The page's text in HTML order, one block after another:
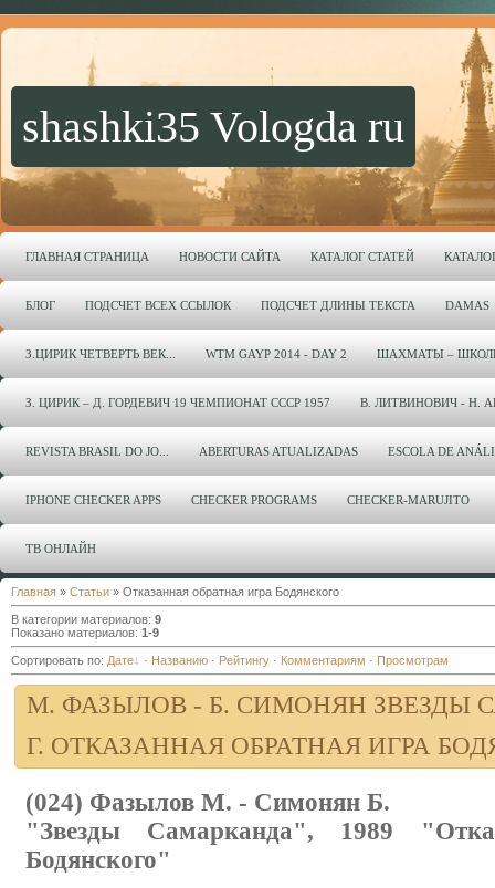
shashki35 Vologda ru
ГЛАВНАЯ СТРАНИЦА НОВОСТИ САЙТА КАТАЛОГ СТАТЕЙ
БЛОГ ПОДСЧЕТ ВСЕХ ССЫЛОК ПОДСЧЕТ ДЛИНЫ ТЕКСТА DAMAS
З.ЦИРИК ЧЕТВЕРТЬ ВЕК... WTM GAYP 2014 - DAY 2 ШАХМАТЫ –
З. ЦИРИК – Д. ГОРДЕВИЧ 19 ЧЕМПИОНАТ СССР 1957 В. ЛИТВИНОВИЧ - Н.
REVISTA BRASIL DO JO... ABERTURAS ATUALIZADAS ESCOLA DE
IPHONE CHECKER APPS CHECKER PROGRAMS CHECKER-MARUJITO
ТВ ОНЛАЙН
Главная » Статьи » Отказанная обратная игра Бодянского
В категории материалов: 9
Показано материалов: 1-9
Сортировать по: Дате · Названию · Рейтингу · Комментариям · Просмотрам
М. ФАЗЫЛОВ - Б. СИМОНЯН ЗВЕЗДЫ
Г. ОТКАЗАННАЯ ОБРАТНАЯ ИГРА
(024) Фазылов М. - Симонян Б.
"Звезды Самарканда", 1989
Бодянского"